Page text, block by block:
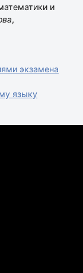
и
,
экзамена
языку